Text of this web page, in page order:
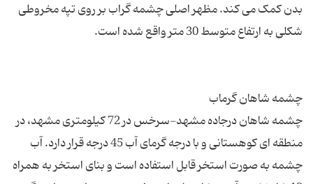
بدن کمک می کند. مظهر اصلی چشمه گراب بر روی تپه مخروطی
چشمه شاهان درجاده مشهد-سرخس در 72 کیلومتری مشهد، در
منطقه ای کوهستانی و با درجه گرمای آب 45 درجه قرار دارد. آب
چشمه به صورت استخر قابل استفاده است و بنای استخر به همراه